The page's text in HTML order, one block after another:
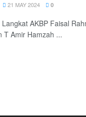
21 MAY 2024 0
Langkat AKBP Faisal
T Amir Hamzah ...